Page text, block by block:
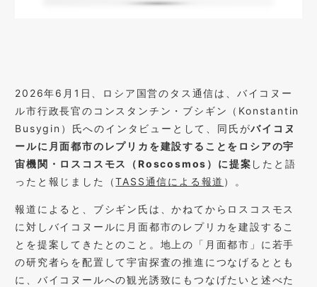
2026年6月1日、ロシア国営のタス通信は、バイコヌー
ル市行政長官のコンスタンチン・ブシギン（Konstantin
Busygin）氏へのインタビューとして、同氏がバイコヌ
ールに月面都市のレプリカを建設することをロシアの宇
宙機関・ロスコスモス（Roscosmos）に提案 したと語
ったと報じました（TASS通信による報道 ）。
報道によると、ブシギン氏は、かねてからロスコスモス
に対しバイコヌールに月面都市のレプリカを建設するこ
とを提案してきたとのこと。地上の「月面都市」に若手
の研究者らを配置して宇宙探査の推進につなげるととも
に、バイコヌールへの観光誘致にもつなげたいと述べた